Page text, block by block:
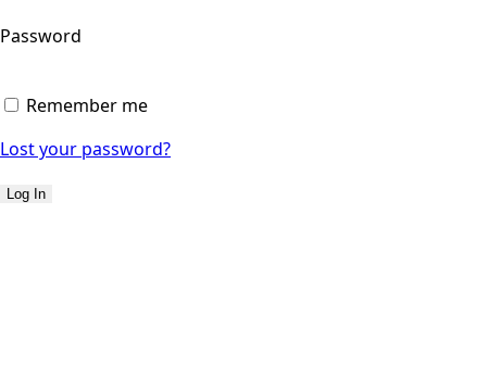
Password
Remember me
Lost your password?